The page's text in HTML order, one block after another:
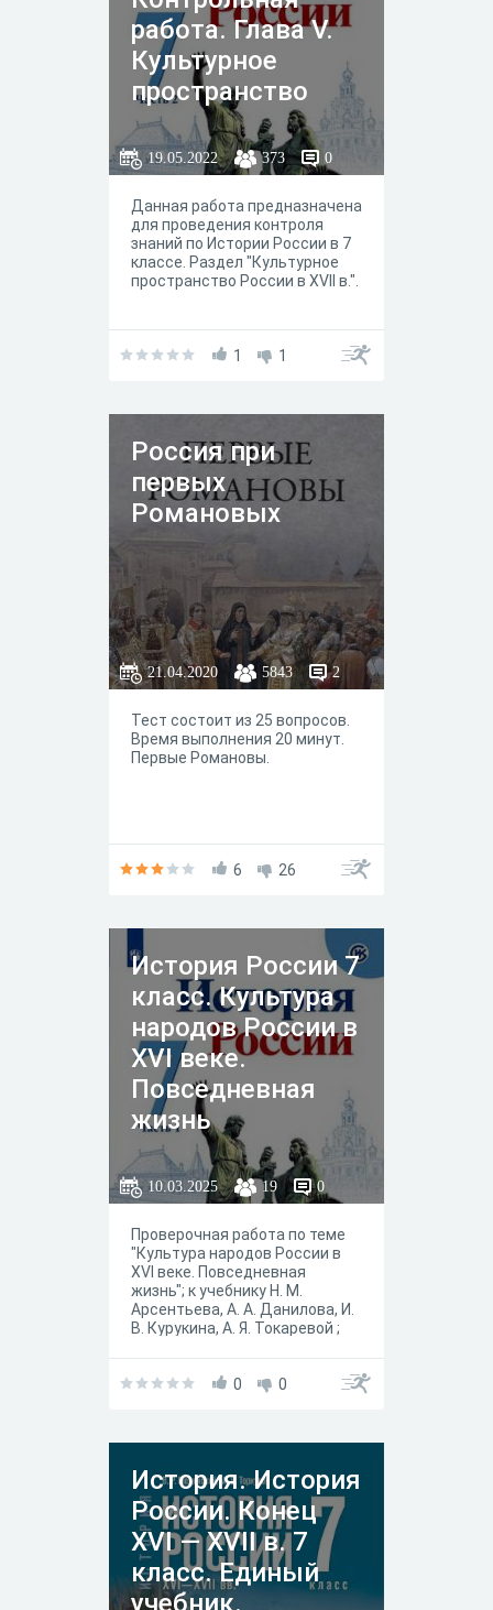
работа. Глава V.
Культурное
пространство
России в XVII в.
19.05.2022 373 0
Данная работа предназначена
для проведения контроля
знаний по Истории России в 7
классе. Раздел "Культурное
пространство России в XVII в.".
1 1
Россия при
первых
Романовых
21.04.2020 5843 2
Тест состоит из 25 вопросов.
Время выполнения 20 минут.
Первые Романовы.
6 26
История России 7
класс. Культура
народов России в
XVI веке.
Повседневная
жизнь
10.03.2025 19 0
Проверочная работа по теме
"Культура народов России в
XVI веке. Повседневная
жизнь"; к учебнику Н. М.
Арсентьева, А. А. Данилова, И.
В. Курукина, А. Я. Токаревой ;
класса" в 2-х частях, — М. :
0 0
История. История
России. Конец
XVI — XVII в. 7
класс. Единый
учебник.